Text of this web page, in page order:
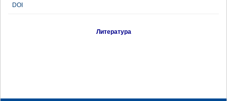
DOI
Литература